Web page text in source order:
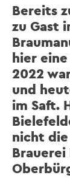
Bereits
zu Gast
hier
2022
und
im Saft.
nicht